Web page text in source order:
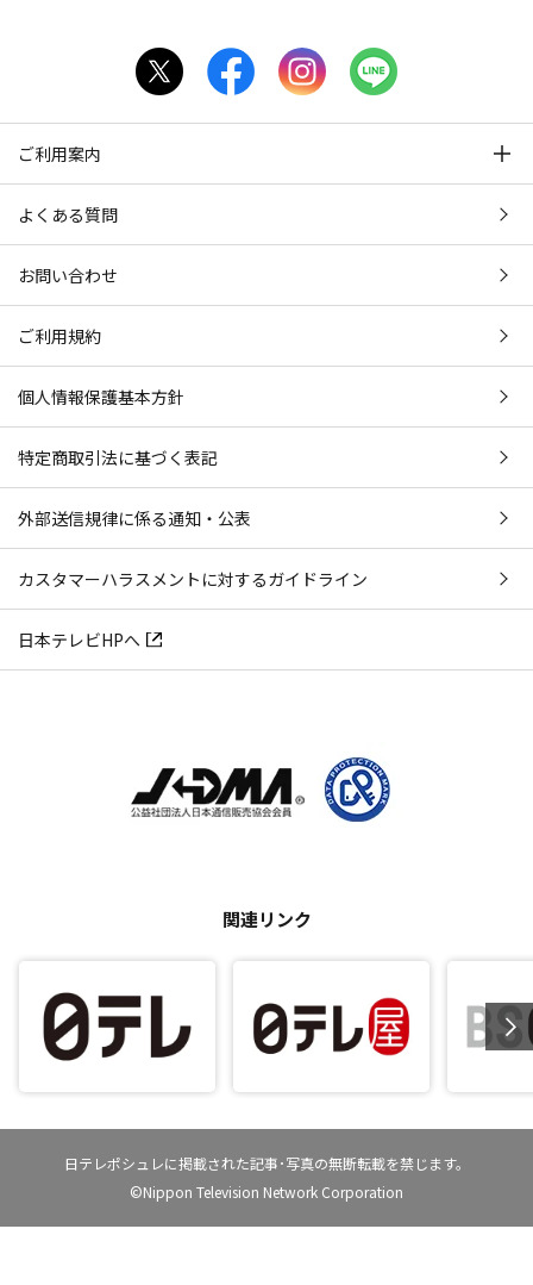
ご利用案内
よくある質問
お問い合わせ
ご利用規約
個人情報保護基本方針
特定商取引法に基づく表記
外部送信規律に係る通知・公表
カスタマーハラスメントに対するガイドライン
日本テレビHPへ
関連リンク
日テレポシュレに掲載された記事･写真の無断転載を禁じます。
©Nippon Television Network Corporation